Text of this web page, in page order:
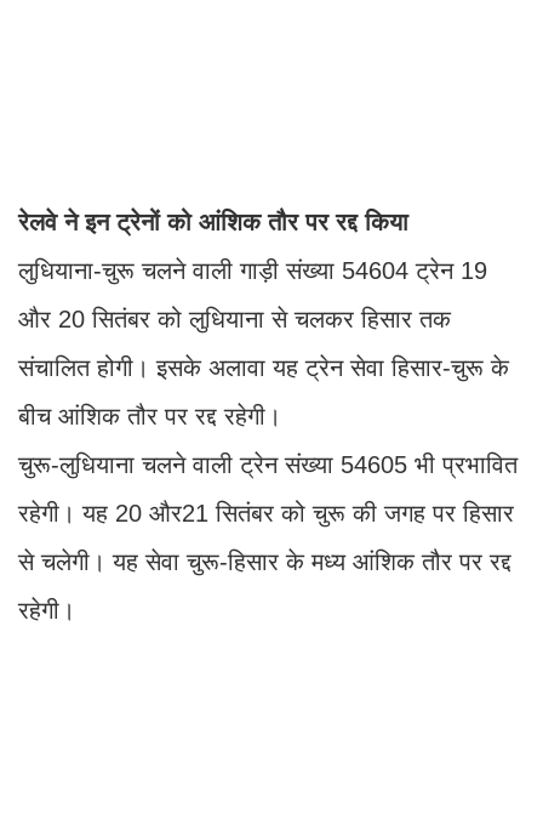
रेलवे ने इन ट्रेनों को आंशिक तौर पर रद्द किया
लुधियाना-चुरू चलने वाली गाड़ी संख्या 54604 ट्रेन 19
और 20 सितंबर को लुधियाना से चलकर हिसार तक
संचालित होगी। इसके अलावा यह ट्रेन सेवा हिसार-चुरू के
बीच आंशिक तौर पर रद्द रहेगी।
चुरू-लुधियाना चलने वाली ट्रेन संख्या 54605 भी प्रभावित
रहेगी। यह 20 और21 सितंबर को चुरू की जगह पर हिसार
से चलेगी। यह सेवा चुरू-हिसार के मध्य आंशिक तौर पर रद्द
रहेगी।